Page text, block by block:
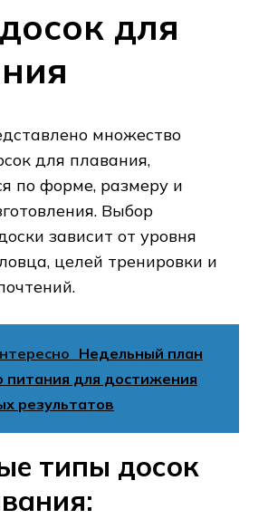
для
множество
для плавания,
по форме, размеру и
Выбор
зависит от уровня
целей тренировки и
Недельный план
питания для достижения
результатов
типы досок